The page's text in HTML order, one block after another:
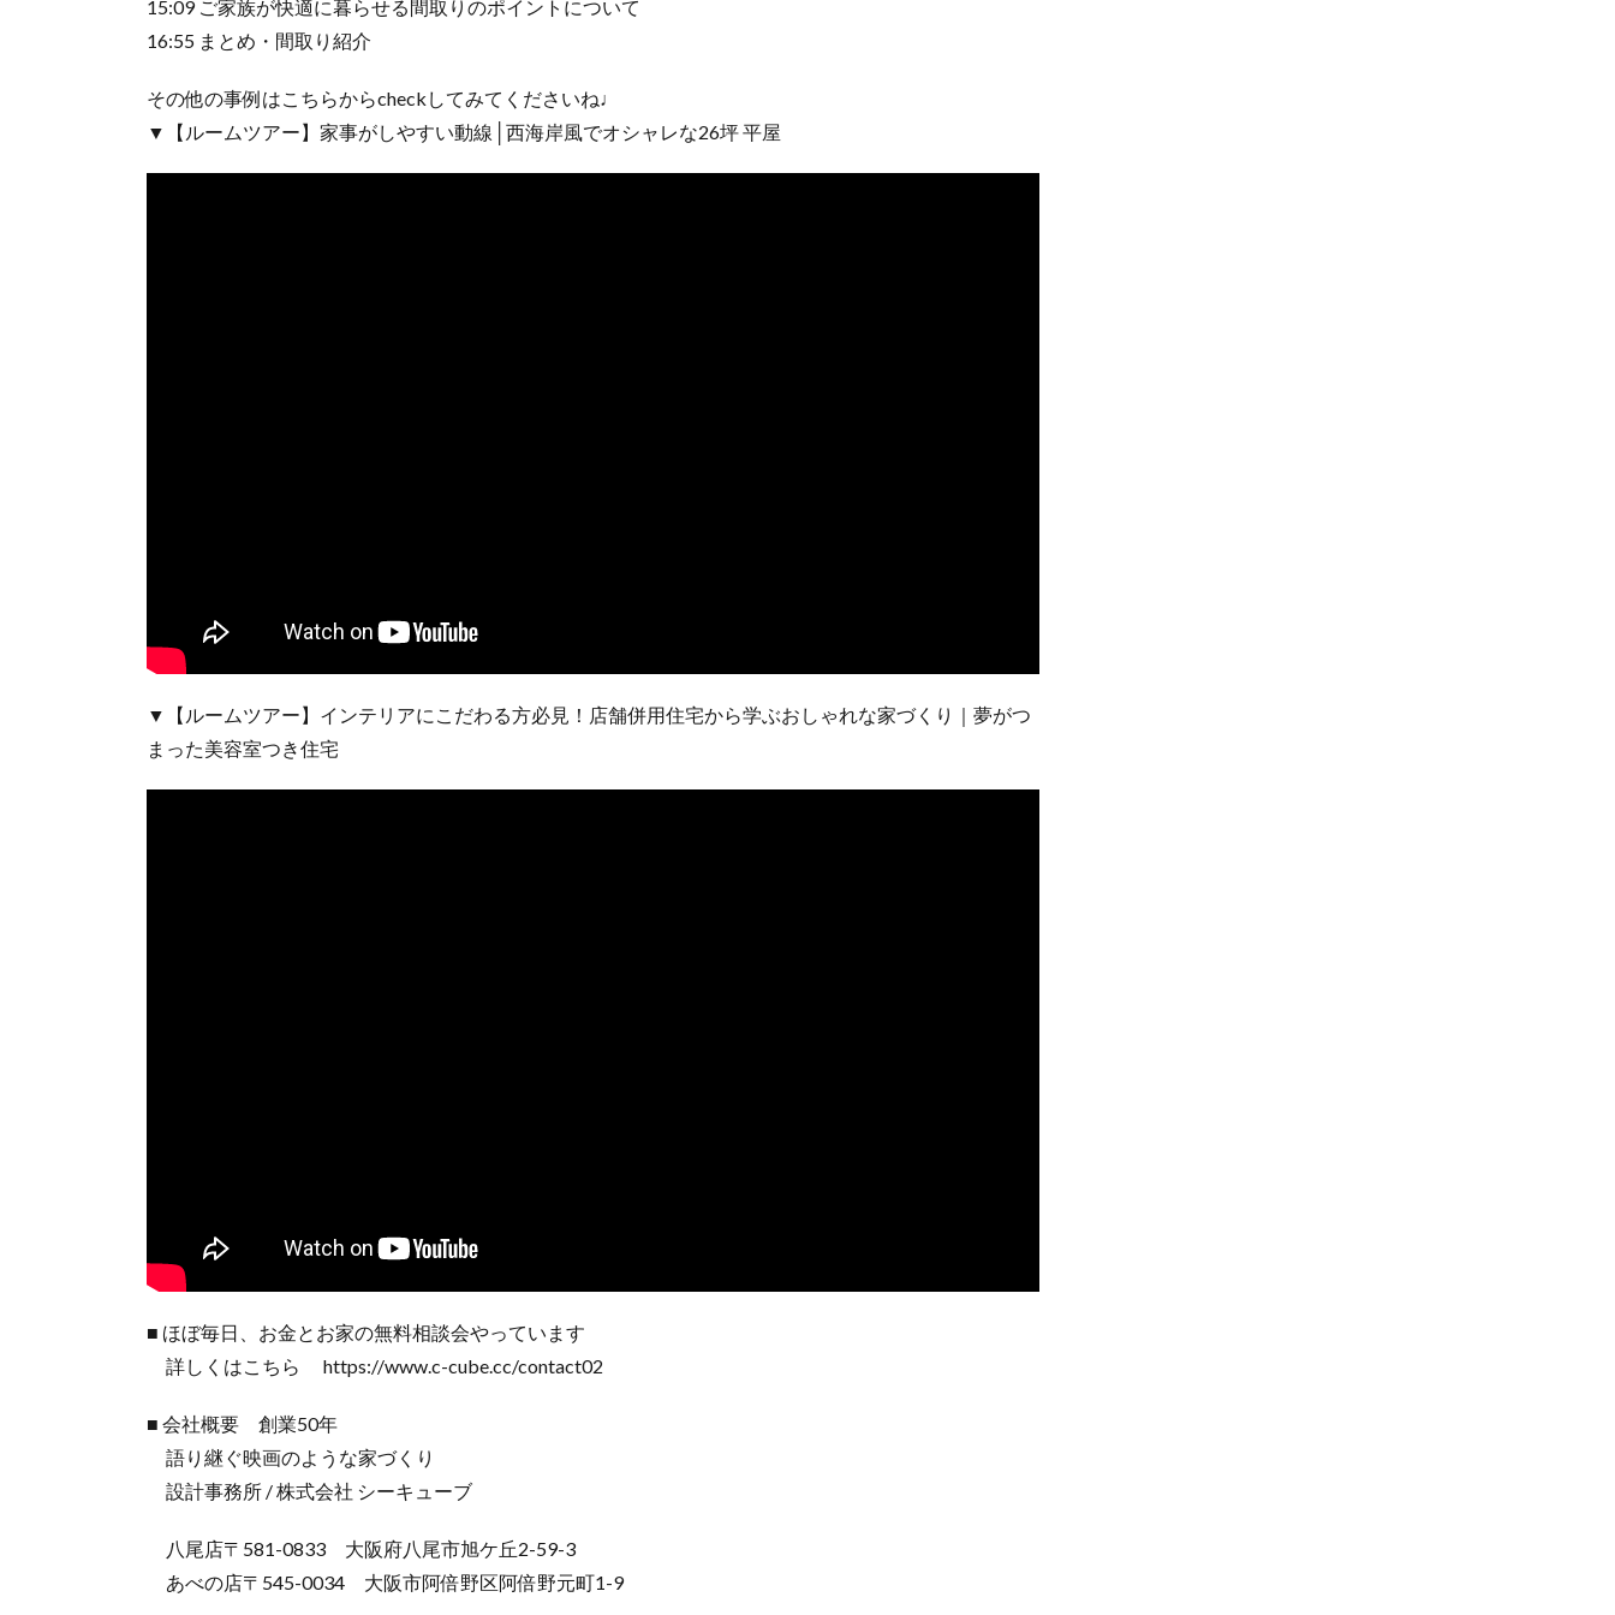
15:09 ご家族が快適に暮らせる間取りのポイントについて
16:55 まとめ・間取り紹介
その他の事例はこちらからcheckしてみてくださいね♩
▼【ルームツアー】家事がしやすい動線│西海岸風でオシャレな26坪 平屋
▼【ルームツアー】インテリアにこだわる方必見！店舗併用住宅から学ぶおしゃれな家づくり｜夢がつ
まった美容室つき住宅
■ ほぼ毎日、お金とお家の無料相談会やっています
詳しくはこちら https://www.c-cube.cc/contact02
■ 会社概要 創業50年
語り継ぐ映画のような家づくり
設計事務所 / 株式会社 シーキューブ
八尾店〒581-0833 大阪府八尾市旭ケ丘2-59-3
あべの店〒545-0034 大阪市阿倍野区阿倍野元町1-9